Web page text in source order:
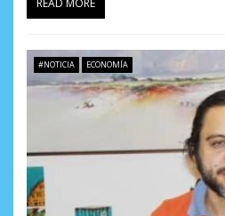
#NOTICIA ECONOMÍA